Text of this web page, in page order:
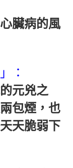
臟病的風
：
元兇之
包煙，也
天脆弱下